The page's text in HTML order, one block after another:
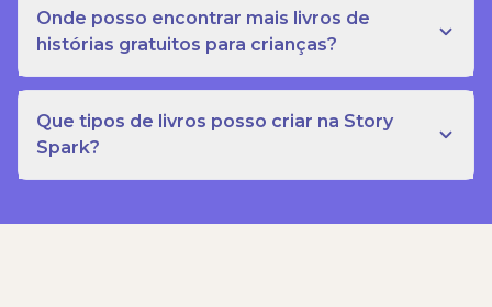
Onde posso encontrar mais livros de
histórias gratuitos para crianças?
Que tipos de livros posso criar na Story
Spark?